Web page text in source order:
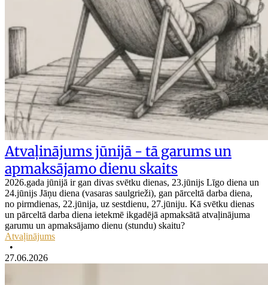
Atvaļinājums jūnijā - tā garums un
apmaksājamo dienu skaits
2026.gada jūnijā ir gan divas svētku dienas, 23.jūnijs Līgo diena un
24.jūnijs Jāņu diena (vasaras saulgrieži), gan pārceltā darba diena,
no pirmdienas, 22.jūnija, uz sestdienu, 27.jūniju. Kā svētku dienas
un pārceltā darba diena ietekmē ikgadējā apmaksātā atvaļinājuma
garumu un apmaksājamo dienu (stundu) skaitu?
Atvaļinājums
•
27.06.2026